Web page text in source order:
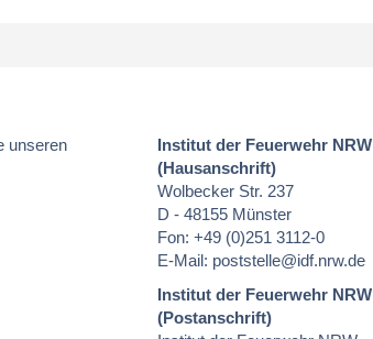
unseren
Institut der Feuerwehr NRW
(Hausanschrift)
Wolbecker Str. 237
D - 48155 Münster
Fon: +49 (0)251 3112-0
E-Mail: poststelle@idf.nrw.de
Institut der Feuerwehr NRW
(Postanschrift)